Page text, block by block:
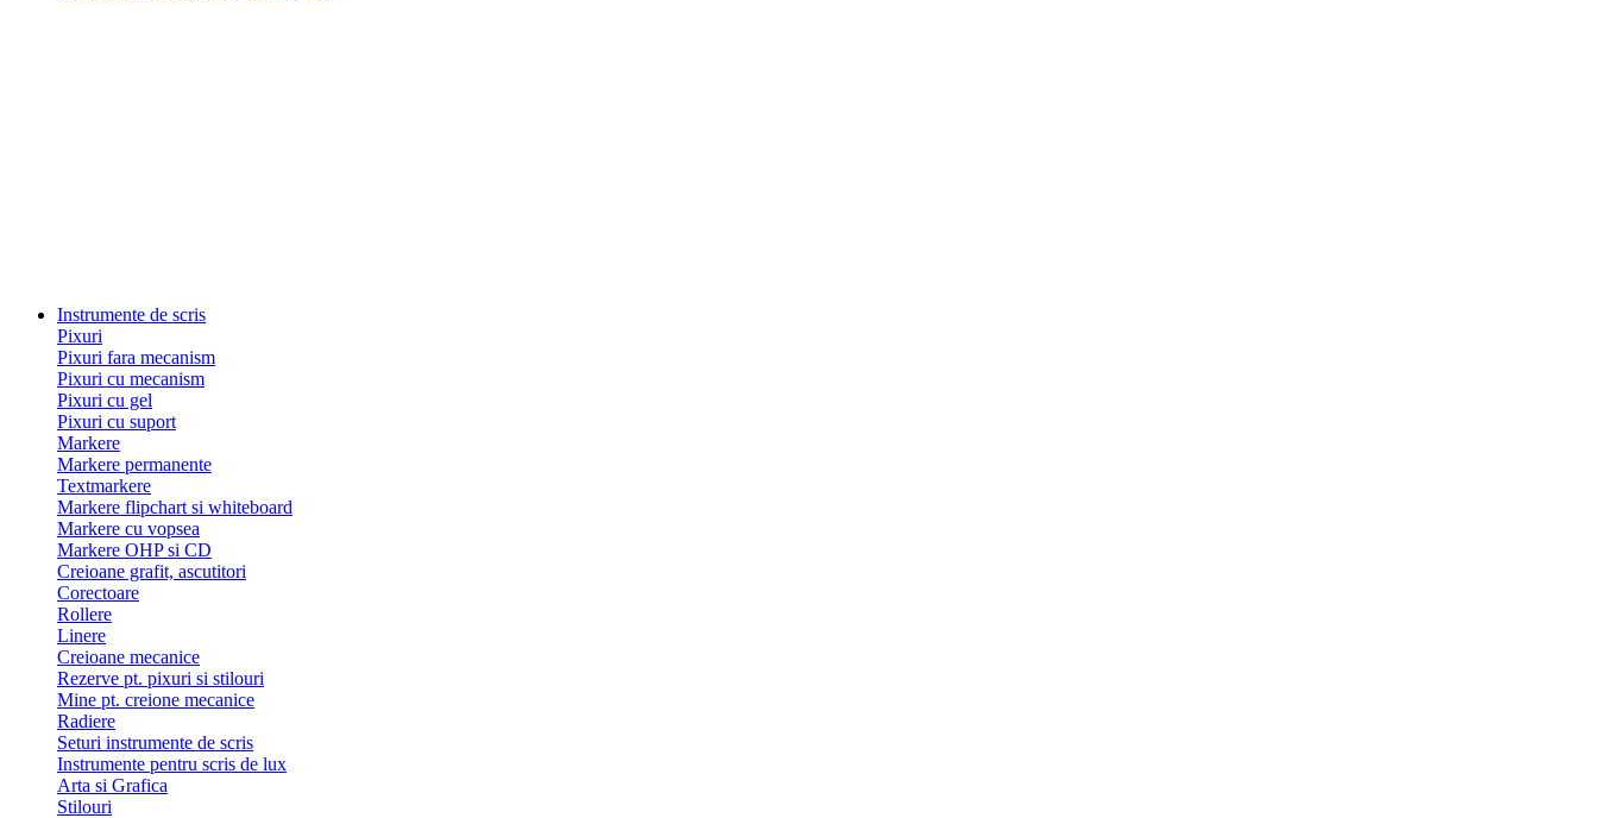
Instrumente de scris
Pixuri
Pixuri fara mecanism
Pixuri cu mecanism
Pixuri cu gel
Pixuri cu suport
Markere
Markere permanente
Textmarkere
Markere flipchart si whiteboard
Markere cu vopsea
Markere OHP si CD
Creioane grafit, ascutitori
Corectoare
Rollere
Linere
Creioane mecanice
Rezerve pt. pixuri si stilouri
Mine pt. creione mecanice
Radiere
Seturi instrumente de scris
Instrumente pentru scris de lux
Arta si Grafica
Stilouri